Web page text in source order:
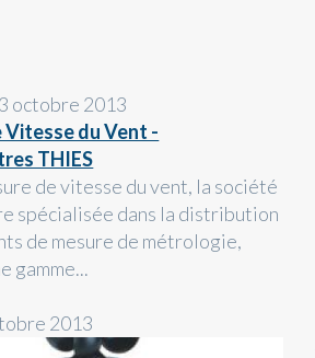
octobre 2013
Vitesse du Vent -
THIES
de vitesse du vent, la société
spécialisée dans la distribution
de mesure de métrologie,
gamme...
2013